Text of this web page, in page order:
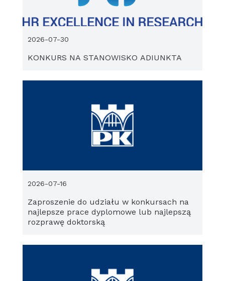
KONKURS NA STANOWISKO ADIUNKTA
2026-07-30
Zaproszenie do udziału w konkursach na
najlepsze prace dyplomowe lub najlepszą
rozprawę doktorską
2026-07-16